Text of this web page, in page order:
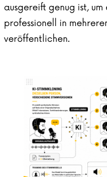
ausgereift genug ist,
professionell in
veröffentlichen.